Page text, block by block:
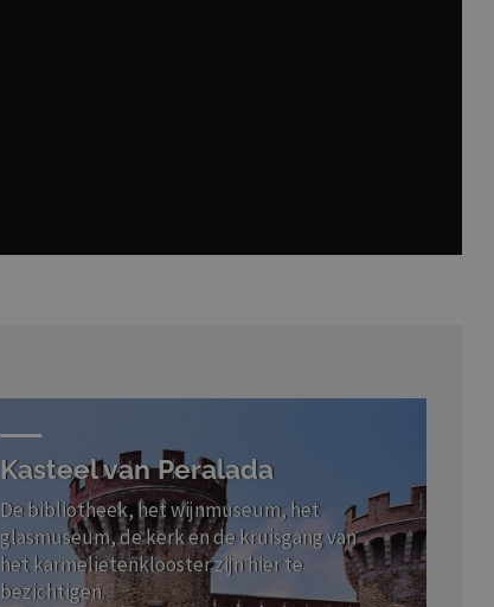
Kasteel van Peralada
De bibliotheek, het wijnmuseum, het
glasmuseum, de kerk en de kruisgang van
het karmelietenklooster zijn hier te
bezichtigen.